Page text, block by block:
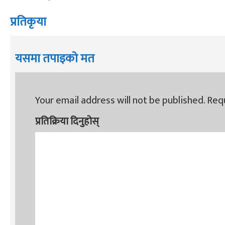
प्रतिकृया
यसमा तपाइको मत
Your email address will not be published.
प्रतिक्रिया दिनुहोस्